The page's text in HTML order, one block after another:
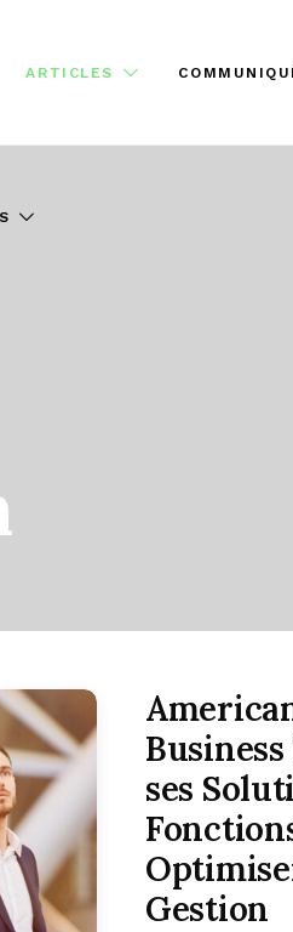
ARTICLES
ses
Gestion